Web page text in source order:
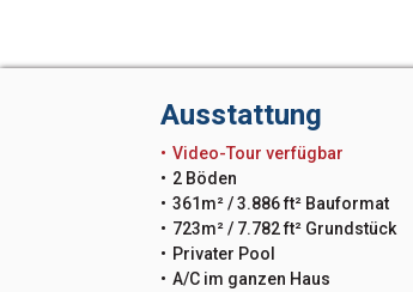
Ausstattung
Video-Tour verfügbar
2 Böden
361m² / 3.886 ft² Bauformat
723m² / 7.782 ft² Grundstück
Privater Pool
A/C im ganzen Haus